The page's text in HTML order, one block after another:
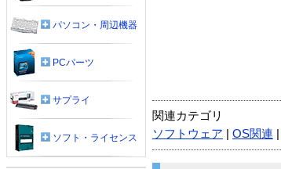
関連カテゴリ
ソフトウェア
OS関連
パソコン・周辺機器
PCパーツ
サプライ
ソフト・ライセンス